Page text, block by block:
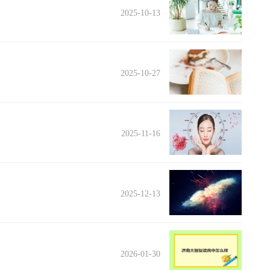
2025-10-13
2025-10-27
2025-11-16
2025-12-13
2026-01-30